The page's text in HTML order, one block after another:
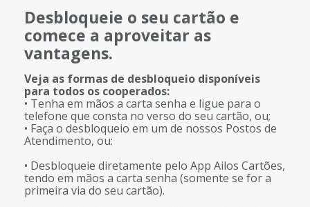
Desbloqueie o seu cartão e
comece a aproveitar as
vantagens.
Veja as formas de desbloqueio disponíveis
para todos os cooperados:
• Tenha em mãos a carta senha e ligue para o
telefone que consta no verso do seu cartão, ou;
• Faça o desbloqueio em um de nossos Postos de
Atendimento, ou:
• Desbloqueie diretamente pelo App Ailos Cartões,
tendo em mãos a carta senha (somente se for a
primeira via do seu cartão).